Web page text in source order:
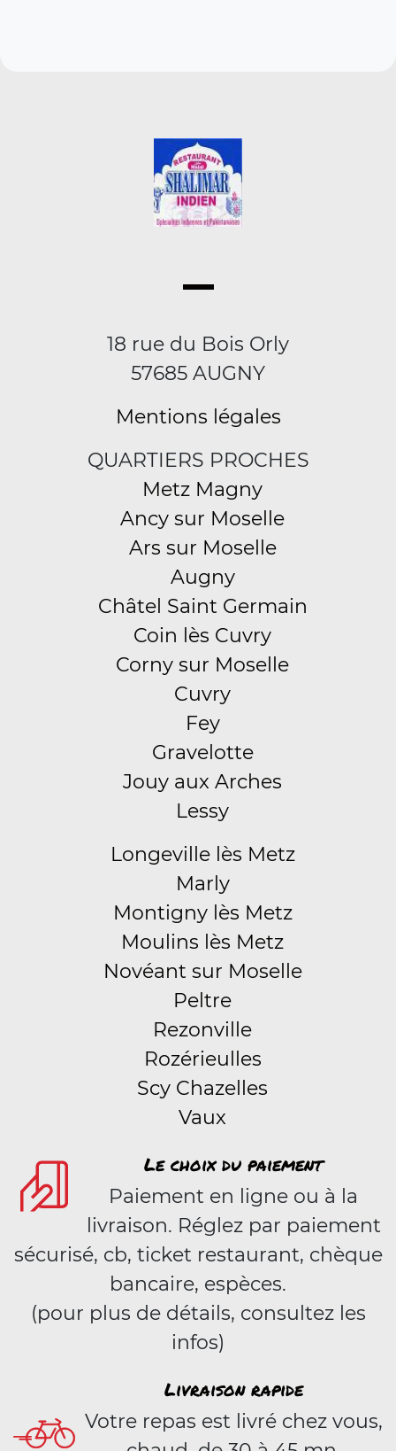
18 rue du Bois Orly
57685 AUGNY
Mentions légales
QUARTIERS PROCHES
Metz Magny
Ancy sur Moselle
Ars sur Moselle
Augny
Châtel Saint Germain
Coin lès Cuvry
Corny sur Moselle
Cuvry
Fey
Gravelotte
Jouy aux Arches
Lessy
Longeville lès Metz
Marly
Montigny lès Metz
Moulins lès Metz
Novéant sur Moselle
Peltre
Rezonville
Rozérieulles
Scy Chazelles
Vaux
Le choix du paiement
Paiement en ligne ou à la
livraison. Réglez par paiement
sécurisé, cb, ticket restaurant, chèque
bancaire, espèces.
(pour plus de détails, consultez les
infos)
Livraison rapide
Votre repas est livré chez vous,